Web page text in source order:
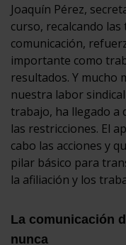
Joaquín Pérez,
curso, recalcando
comunicación,
importante como
resultados. Y mucho
nuestra labor
trabajo, ha llegado a
las restricciones. El
cabo las acciones y
pilar básico para
la afiliación y los
La comunicación
nunca